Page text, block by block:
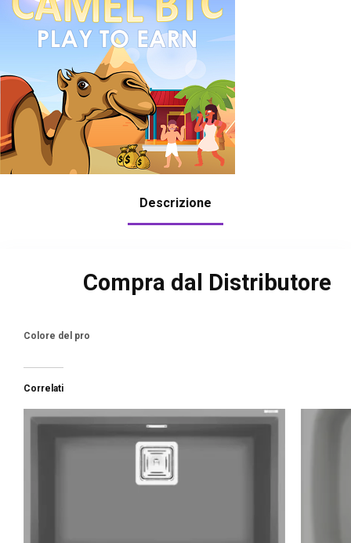
Descrizione
Compra dal Distributore
Colore del pro
Correlati